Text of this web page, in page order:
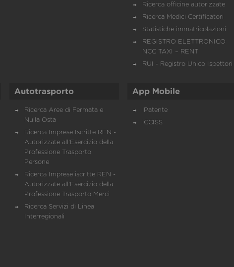
Ricerca officine autorizzate
Ricerca Medici Certificatori
Statistiche immatricolazioni
REGISTRO ELETTRONICO
NCC TAXI – RENT
RUI - Registro Unico Ispettori
Autotrasporto
Ricerca Aree di Fermata e
Nulla Osta
Ricerca Imprese Iscritte REN -
Autorizzate all'Esercizio della
Professione Trasporto
Persone
Ricerca Imprese iscritte REN -
Autorizzate all'Esercizio della
Professione Trasporto Merci
Ricerca Servizi di Linea
Interregionali
App Mobile
iPatente
iCCISS